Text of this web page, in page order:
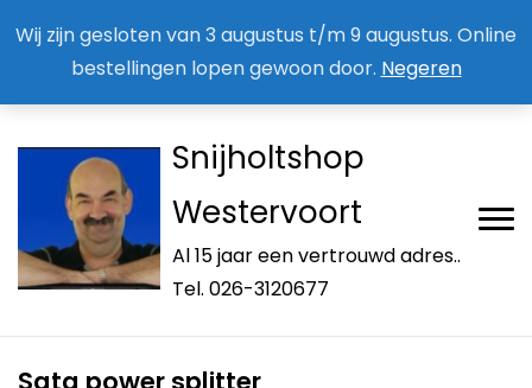
Wij zijn gesloten van 3 augustus t/m 9 augustus. Online
bestellingen lopen gewoon door. Negeren
Snijholtshop
Westervoort
Al 15 jaar een vertrouwd adres..
Tel. 026-3120677